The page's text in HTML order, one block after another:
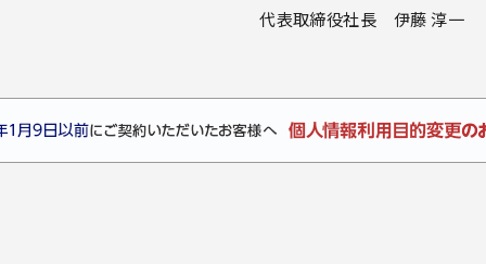
代表取締役社長 伊藤 淳一